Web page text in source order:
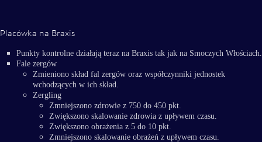
Placówka na Braxis
Punkty kontrolne działają teraz na Braxis tak jak na Smoczych Włościach.
Fale zergów
Zmieniono skład fal zergów oraz współczynniki jednostek
wchodzących w ich skład.
Zergling
Zmniejszono zdrowie z 750 do 450 pkt.
Zwiększono skalowanie zdrowia z upływem czasu.
Zwiększono obrażenia z 5 do 10 pkt.
Zmniejszono skalowanie obrażeń z upływem czasu.